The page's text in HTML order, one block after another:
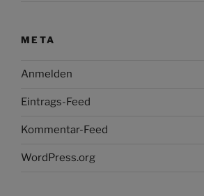
META
Anmelden
Eintrags-Feed
Kommentar-Feed
WordPress.org